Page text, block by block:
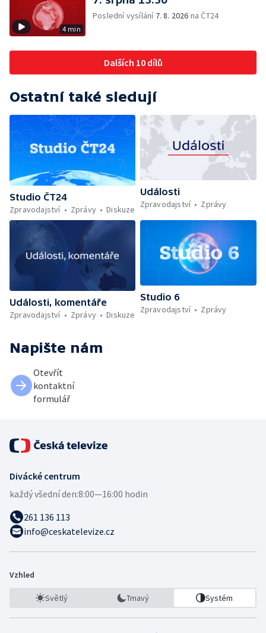
4 min
Poslední vysílání 7. 8. 2026 na ČT24
Dalších 10 dílů
Ostatní také sledují
Studio ČT24
Zpravodajství
Zprávy Diskuze
Události
Zpravodajství
Zprávy
Události, komentáře
Zpravodajství
Zprávy Diskuze
Studio 6
Zpravodajství
Zprávy
Napište nám
Otevřít
kontaktní
formulář
Divácké centrum
každý všední den:8:00—16:00 hodin
261 136 113
info@ceskatelevize.cz
Vzhled
Světlý Tmavý Systém